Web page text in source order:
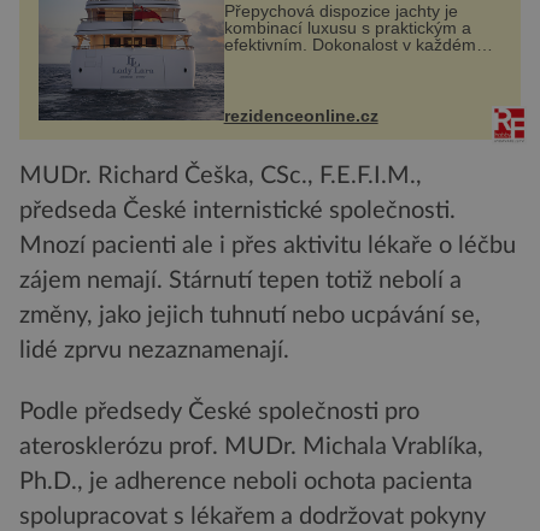
Přepychová dispozice jachty je
kombinací luxusu s praktickým a
efektivním. Dokonalost v každém
detailu představuje značka Fendi
Casa, kterou byly vybaveny její
paluby. Monacký přístav nabízí
každoročn...
rezidenceonline.cz
MUDr. Richard Češka, CSc., F.E.F.I.M.,
předseda České internistické společnosti.
Mnozí pacienti ale i přes aktivitu lékaře o léčbu
zájem nemají. Stárnutí tepen totiž nebolí a
změny, jako jejich tuhnutí nebo ucpávání se,
lidé zprvu nezaznamenají.
Podle předsedy České společnosti pro
aterosklerózu prof. MUDr. Michala Vrablíka,
Ph.D., je adherence neboli ochota pacienta
spolupracovat s lékařem a dodržovat pokyny